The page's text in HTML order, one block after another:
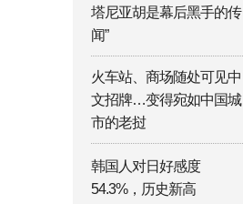
塔尼亚胡是幕后黑手的传
闻”
火车站、商场随处可见中
文招牌…变得宛如中国城
市的老挝
韩国人对日好感度
54.3%，历史新高